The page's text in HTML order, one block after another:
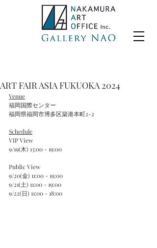
ART FAIR ASIA FUKUOKA 2024
Venue
福岡国際センター
福岡県福岡市博多区築港本町2-2
Schedule
VIP View
9/19(木) 13:00 - 19:00
Public View
9/20(金) 11:00 - 19:00
9/21(土) 11:00 - 19:00
9/22(日) 11:00 - 18:00